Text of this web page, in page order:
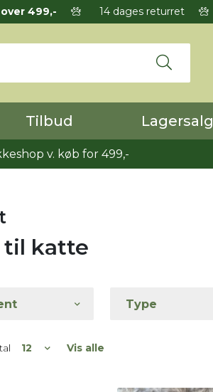
499,- 14 dages returret
Tilbud Lagersalg
v. køb for 499,-
til katte
Type
Vis alle